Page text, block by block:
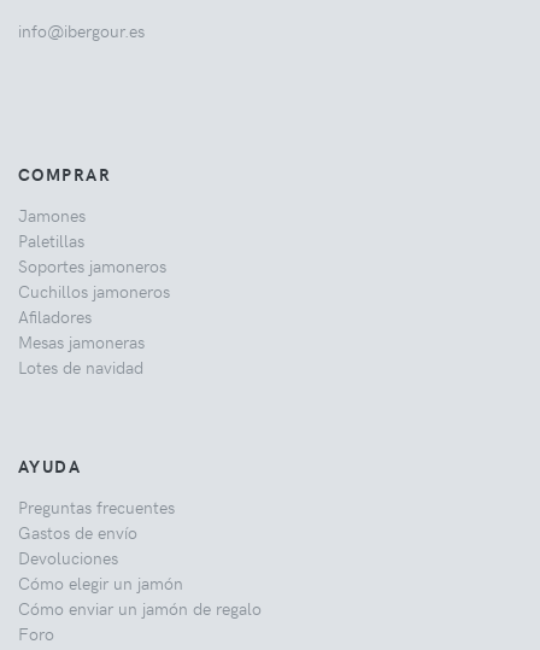
info@ibergour.es
COMPRAR
Jamones
Paletillas
Soportes jamoneros
Cuchillos jamoneros
Afiladores
Mesas jamoneras
Lotes de navidad
AYUDA
Preguntas frecuentes
Gastos de envío
Devoluciones
Cómo elegir un jamón
Cómo enviar un jamón de regalo
Foro